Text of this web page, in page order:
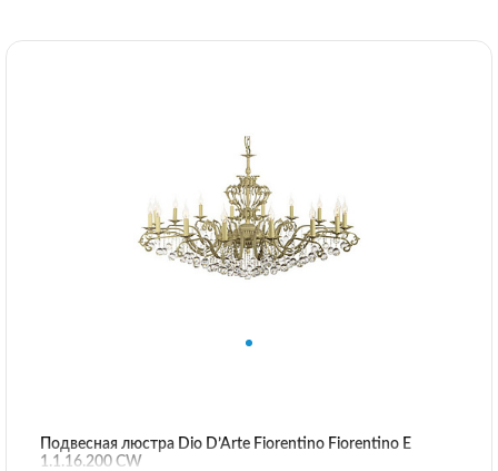
Подвесная люстра Dio D’Arte Fiorentino Fiorentino E
1.1.16.200 CW